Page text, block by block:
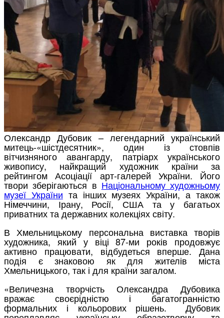
Олександр Дубовик – легендарний український
митець-«шістдесятник», один із стовпів
вітчизняного авангарду, патріарх українського
живопису, найкращий художник країни за
рейтингом Асоціації арт-галерей України. Його
твори зберігаються в Національному художньому
музеї України та інших музеях України, а також
Німеччини, Ірану, Росії, США та у багатьох
приватних та державних колекціях світу.
В Хмельницькому персональна виставка творів
художника, який у віці 87-ми років продовжує
активно працювати, відбудеться вперше. Дана
подія є знаковою як для жителів міста
Хмельницького, так і для країни загалом.
«Величезна творчість Олександра Дубовика
вражає своєрідністю і багатогранністю
формальних і кольорових рішень. Дубовик